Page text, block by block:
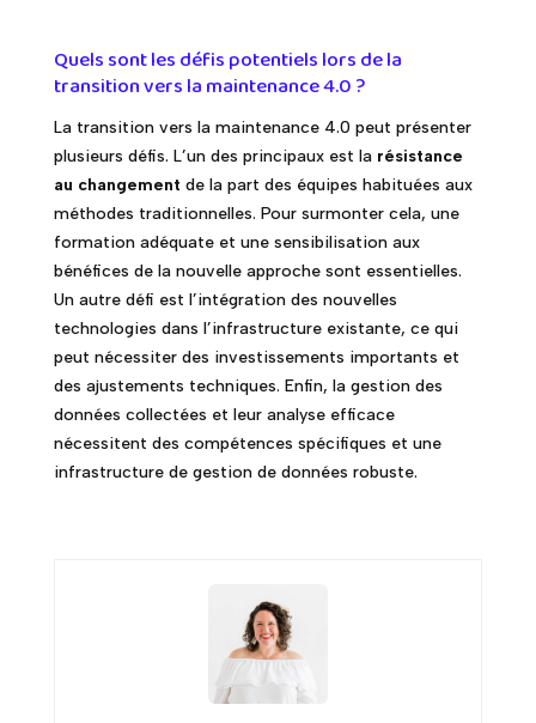
Quels sont les défis potentiels lors de la
transition vers la maintenance 4.0 ?
La transition vers la maintenance 4.0 peut présenter
plusieurs défis. L’un des principaux est la résistance
au changement de la part des équipes habituées aux
méthodes traditionnelles. Pour surmonter cela, une
formation adéquate et une sensibilisation aux
bénéfices de la nouvelle approche sont essentielles.
Un autre défi est l’intégration des nouvelles
technologies dans l’infrastructure existante, ce qui
peut nécessiter des investissements importants et
des ajustements techniques. Enfin, la gestion des
données collectées et leur analyse efficace
nécessitent des compétences spécifiques et une
infrastructure de gestion de données robuste.